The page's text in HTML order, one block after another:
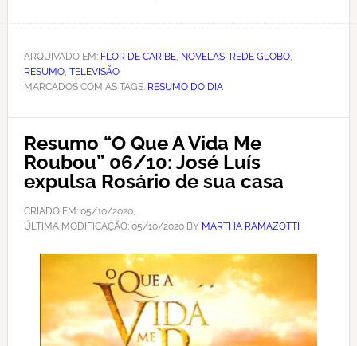
ARQUIVADO EM: FLOR DE CARIBE, NOVELAS, REDE GLOBO,
RESUMO, TELEVISÃO
MARCADOS COM AS TAGS: RESUMO DO DIA
Resumo “O Que A Vida Me
Roubou” 06/10: José Luís
expulsa Rosário de sua casa
CRIADO EM: 05/10/2020,
ÚLTIMA MODIFICAÇÃO: 05/10/2020BY MARTHA RAMAZOTTI